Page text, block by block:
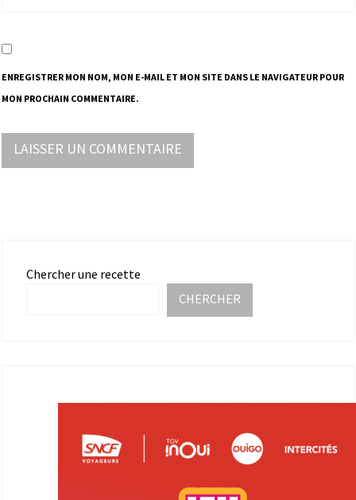
ENREGISTRER MON NOM, MON E-MAIL ET MON SITE DANS LE NAVIGATEUR POUR
MON PROCHAIN COMMENTAIRE.
Chercher une recette
CHERCHER